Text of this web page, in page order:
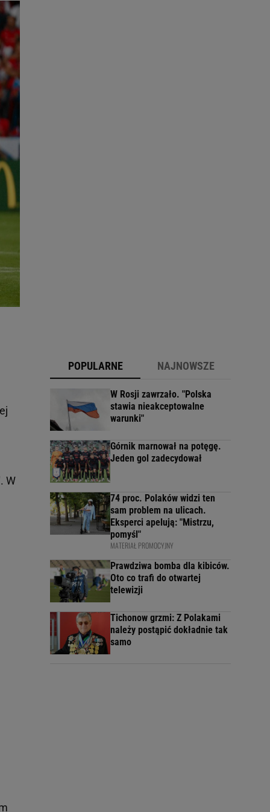
W
POPULARNE NAJNOWSZE
W Rosji zawrzało. "Polska
stawia nieakceptowalne
warunki"
Górnik marnował na potęgę.
Jeden gol zadecydował
74 proc. Polaków widzi ten
sam problem na ulicach.
Eksperci apelują: "Mistrzu,
pomyśl"
MATERIAŁ PROMOCYJNY
Prawdziwa bomba dla kibiców.
Oto co trafi do otwartej
telewizji
Tichonow grzmi: Z Polakami
należy postąpić dokładnie tak
samo